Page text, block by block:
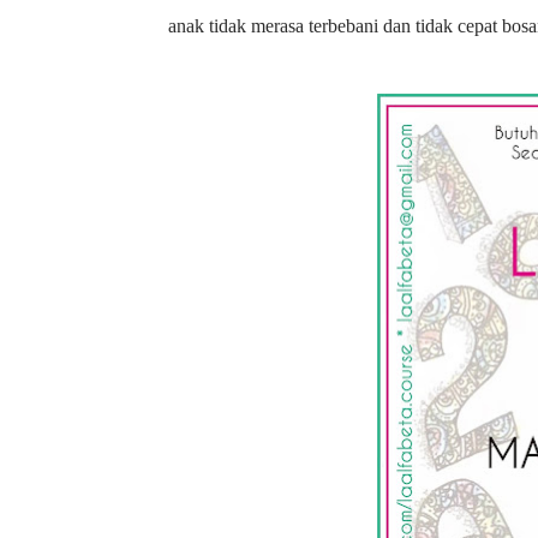
anak tidak merasa terbebani dan tidak cepat